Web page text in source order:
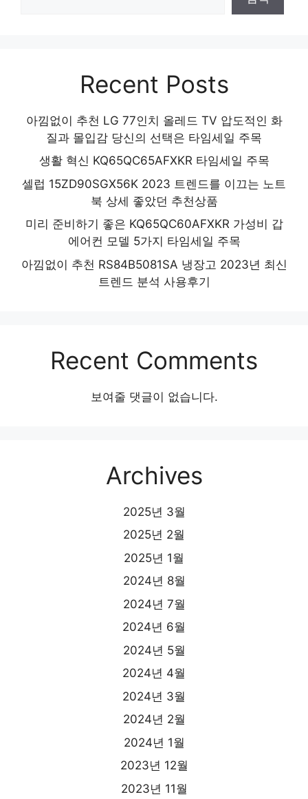
Recent Posts
아낌없이 추천 LG 77인치 올레드 TV 압도적인 화
질과 몰입감 당신의 선택은 타임세일 주목
생활 혁신 KQ65QC65AFXKR 타임세일 주목
셀럽 15ZD90SGX56K 2023 트렌드를 이끄는 노트
북 상세 좋았던 추천상품
미리 준비하기 좋은 KQ65QC60AFXKR 가성비 갑
에어컨 모델 5가지 타임세일 주목
아낌없이 추천 RS84B5081SA 냉장고 2023년 최신
트렌드 분석 사용후기
Recent Comments
보여줄 댓글이 없습니다.
Archives
2025년 3월
2025년 2월
2025년 1월
2024년 8월
2024년 7월
2024년 6월
2024년 5월
2024년 4월
2024년 3월
2024년 2월
2024년 1월
2023년 12월
2023년 11월